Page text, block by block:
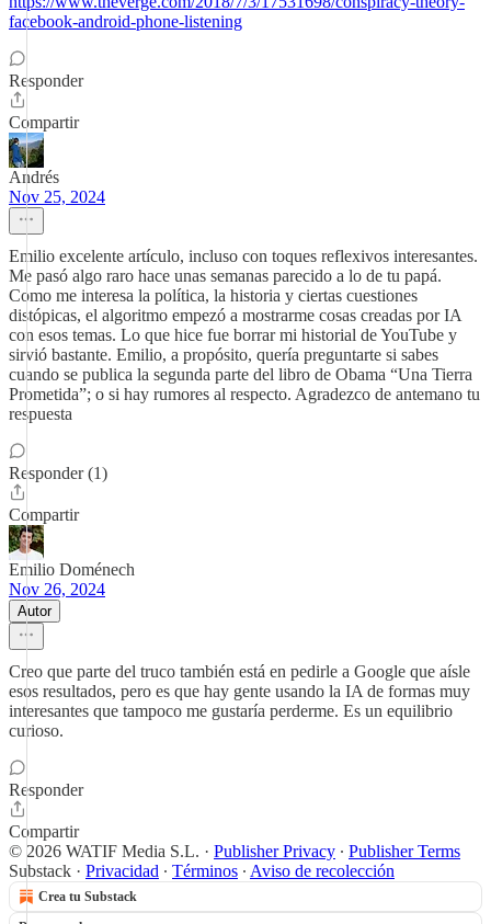
facebook-android-phone-listening
Responder
Compartir
Andrés
Nov 25, 2024
Emilio excelente artículo, incluso con toques reflexivos interesantes.
Me pasó algo raro hace unas semanas parecido a lo de tu papá.
Como me interesa la política, la historia y ciertas cuestiones
distópicas, el algoritmo empezó a mostrarme cosas creadas por IA
con esos temas. Lo que hice fue borrar mi historial de YouTube y
sirvió bastante. Emilio, a propósito, quería preguntarte si sabes
cuando se publica la segunda parte del libro de Obama “Una Tierra
Prometida”; o si hay rumores al respecto. Agradezco de antemano tu
respuesta
Responder (1)
Compartir
Emilio Doménech
Nov 26, 2024
Autor
Creo que parte del truco también está en pedirle a Google que aísle
esos resultados, pero es que hay gente usando la IA de formas muy
interesantes que tampoco me gustaría perderme. Es un equilibrio
curioso.
Responder
Compartir
© 2026 WATIF Media S.L. · Publisher Privacy ∙ Publisher Terms
Substack · Privacidad ∙ Términos ∙ Aviso de recolección
Crea tu Substack